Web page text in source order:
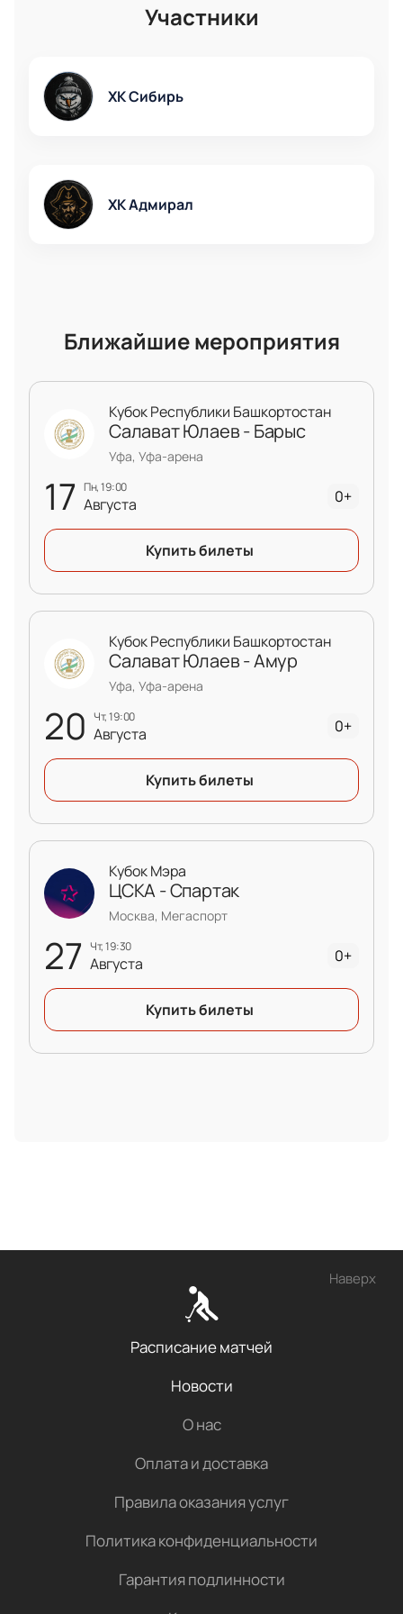
яркое открытие хоккейного события.
Участники
ХК Сибирь
ХК Адмирал
Ближайшие мероприятия
17 пн, 19:00
Августа
Кубок Республики Башкортостан
Салават Юлаев - Барыс
Уфа, Уфа-арена
0+
Купить билеты
20 чт, 19:00
Августа
Кубок Республики Башкортостан
Салават Юлаев - Амур
Уфа, Уфа-арена
0+
Купить билеты
27 чт, 19:30
Августа
Кубок Мэра
ЦСКА - Спартак
Москва, Мегаспорт
0+
Купить билеты
Наверх
Расписание матчей
Новости
О нас
Оплата и доставка
Правила оказания услуг
Политика конфиденциальности
Гарантия подлинности